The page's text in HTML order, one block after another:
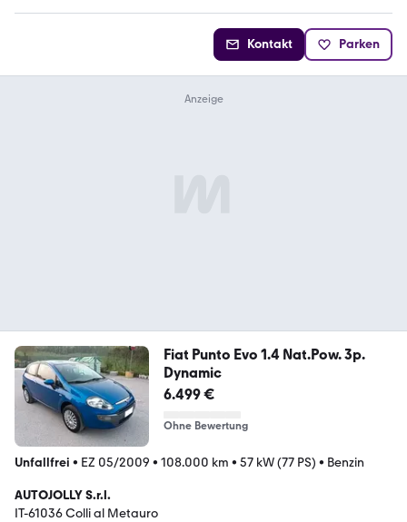
Kontakt Parken
Fiat Punto Evo 1.4 Nat.Pow. 3p.
Dynamic
6.499 €
Ohne Bewertung
Unfallfrei • EZ 05/2009 • 108.000 km • 57 kW (77 PS) • Benzin
AUTOJOLLY S.r.l.
IT-61036 Colli al Metauro